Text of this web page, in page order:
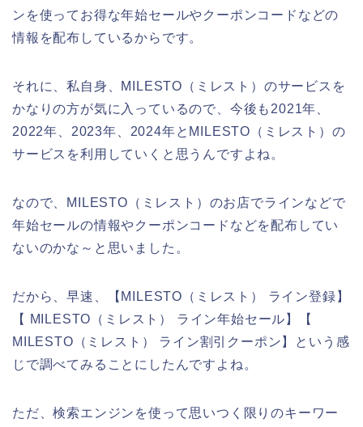
ンを使ってお得な年始セールやクーポンコードなどの
情報を配布しているからです。
それに、私自身、MILESTO（ミレスト）のサービスを
かなりの方が気に入っているので、今後も2021年、
2022年、2023年、2024年とMILESTO（ミレスト）の
サービスを利用していくと思うんですよね。
なので、MILESTO（ミレスト）のお店でラインなどで
年始セールの情報やクーポンコードなどを配布してい
ないのかな～と思いました。
だから、早速、【MILESTO（ミレスト） ライン登録】
【 MILESTO（ミレスト） ライン年始セール】【
MILESTO（ミレスト） ライン割引クーポン】という感
じで調べてみることにしたんですよね。
ただ、検索エンジンを使って思いつく限りのキーワー